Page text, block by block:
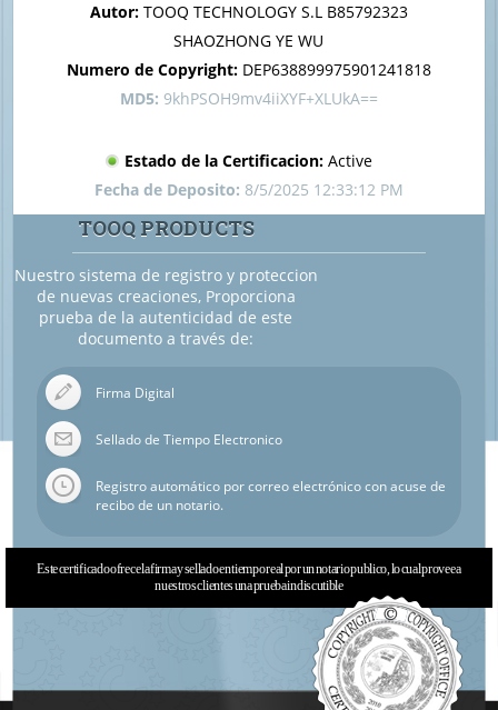
Tooq Products
Autor: TOOQ TECHNOLOGY S.L B85792323
SHAOZHONG YE WU
Numero de Copyright: DEP638899975901241818
MD5: 9khPSOH9mv4iiXYF+XLUkA==
Estado de la Certificacion: Active
Fecha de Deposito: 8/5/2025 12:33:12 PM
TOOQ PRODUCTS
Nuestro sistema de registro y proteccion
de nuevas creaciones, Proporciona
prueba de la autenticidad de este
documento a través de:
Firma Digital
Sellado de Tiempo Electronico
Registro automático por correo electrónico con acuse de
recibo de un notario.
Este certificado ofrece la firma y sellado en tiempo real por un notario publico, lo cual provee a
nuestros clientes una prueba indiscutible